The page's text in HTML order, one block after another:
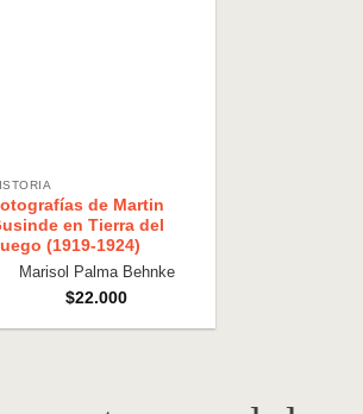
de Martin
en Tierra del
(1919-1924)
Marisol Palma Behnke
$22.000